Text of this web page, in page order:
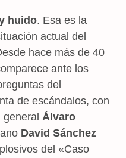
huido. Esa es la
actual del
hace más de 40
ante los
del
de escándalos, con
general Álvaro
David Sánchez
del «Caso